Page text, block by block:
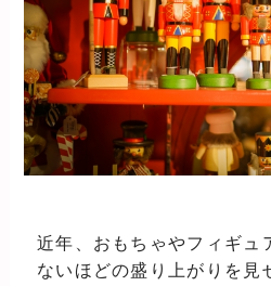
近年、おもちゃやフィギュ
ないほどの盛り上がりを見